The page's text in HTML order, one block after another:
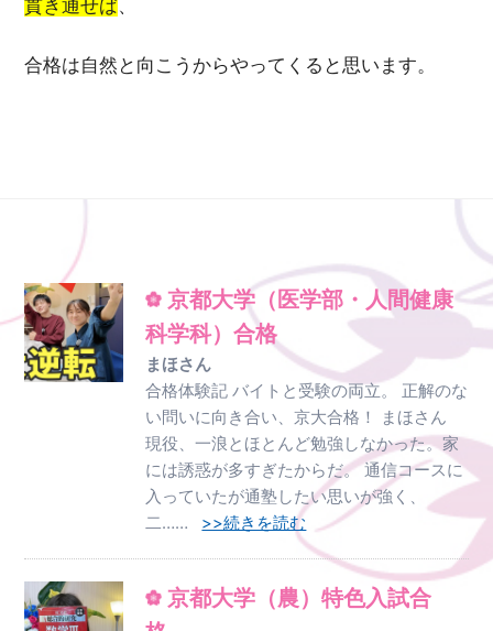
貫き通せば、
合格は自然と向こうからやってくると思います。
京都大学（医学部・人間健康
科学科）合格
まほさん
合格体験記 バイトと受験の両立。 正解のな
い問いに向き合い、京大合格！ まほさん
現役、一浪とほとんど勉強しなかった。家
には誘惑が多すぎたからだ。 通信コースに
入っていたが通塾したい思いが強く、
二…… >>続きを読む
京都大学（農）特色入試合